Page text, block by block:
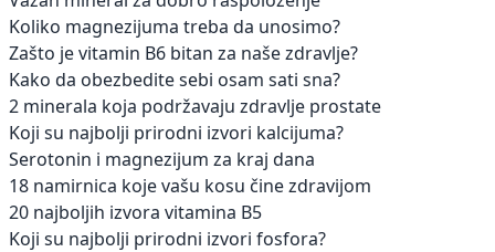
Koliko magnezijuma treba da unosimo?
Zašto je vitamin B6 bitan za naše zdravlje?
Kako da obezbedite sebi osam sati sna?
2 minerala koja podržavaju zdravlje prostate
Koji su najbolji prirodni izvori kalcijuma?
Serotonin i magnezijum za kraj dana
18 namirnica koje vašu kosu čine zdravijom
20 najboljih izvora vitamina B5
Koji su najbolji prirodni izvori fosfora?